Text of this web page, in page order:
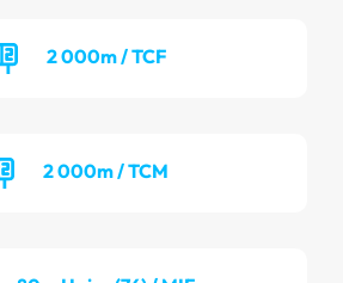
2 000m / TCF
2 000m / TCM